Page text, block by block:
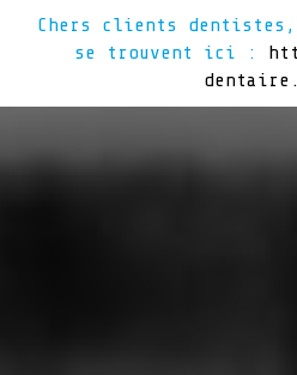
Chers clients
se trouvent ici :